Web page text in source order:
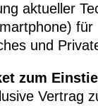
aktueller
für
und
zum
Vertrag